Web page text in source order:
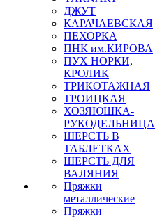
ДЖУТ
КАРАЧАЕВСКАЯ
ПЕХОРКА
ПНК им.КИРОВА
ПУХ НОРКИ,
КРОЛИК
ТРИКОТАЖНАЯ
ТРОИЦКАЯ
ХОЗЯЮШКА-
РУКОДЕЛЬНИЦА
ШЕРСТЬ В
ТАБЛЕТКАХ
ШЕРСТЬ ДЛЯ
ВАЛЯНИЯ
Пряжки
металлические
Пряжки